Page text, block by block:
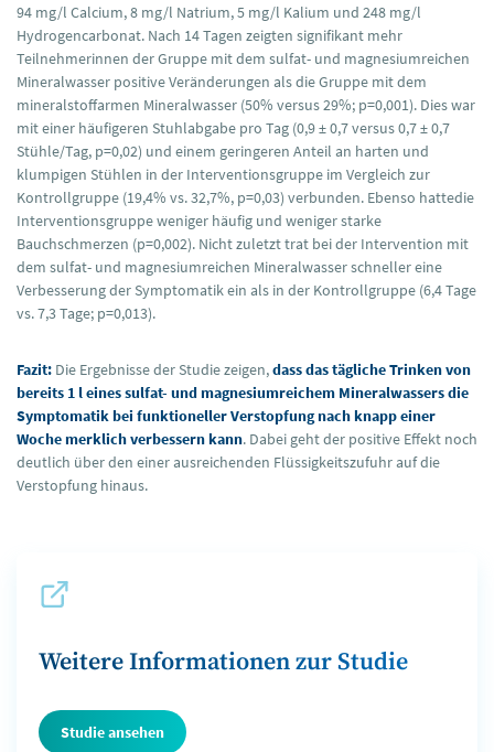
94 mg/l Calcium, 8 mg/l Natrium, 5 mg/l Kalium und 248 mg/l
Hydrogencarbonat. Nach 14 Tagen zeigten signifikant mehr
Teilnehmerinnen der Gruppe mit dem sulfat- und magnesiumreichen
Mineralwasser positive Veränderungen als die Gruppe mit dem
mineralstoffarmen Mineralwasser (50% versus 29%; p=0,001). Dies war
mit einer häufigeren Stuhlabgabe pro Tag (0,9 ± 0,7 versus 0,7 ± 0,7
Stühle/Tag, p=0,02) und einem geringeren Anteil an harten und
klumpigen Stühlen in der Interventionsgruppe im Vergleich zur
Kontrollgruppe (19,4% vs. 32,7%, p=0,03) verbunden. Ebenso hattedie
Interventionsgruppe weniger häufig und weniger starke
Bauchschmerzen (p=0,002). Nicht zuletzt trat bei der Intervention mit
dem sulfat- und magnesiumreichen Mineralwasser schneller eine
Verbesserung der Symptomatik ein als in der Kontrollgruppe (6,4 Tage
vs. 7,3 Tage; p=0,013).
Fazit: Die Ergebnisse der Studie zeigen,dass das tägliche Trinken von
bereits 1 l eines sulfat- und magnesiumreichem Mineralwassers die
Symptomatik bei funktioneller Verstopfung nach knapp einer
Woche merklich verbessern kann. Dabei geht der positive Effekt noch
deutlich über den einer ausreichenden Flüssigkeitszufuhr auf die
Verstopfung hinaus.
Weitere Informationen zur Studie
Studie ansehen